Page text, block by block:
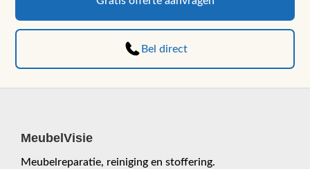
Bel direct
MeubelVisie
Meubelreparatie, reiniging en stoffering.